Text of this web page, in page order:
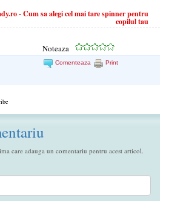
- Cum sa alegi cel mai tare spinner pentru
copilul tau
Noteaza
Comenteaza Print
care adauga un comentariu pentru acest articol.